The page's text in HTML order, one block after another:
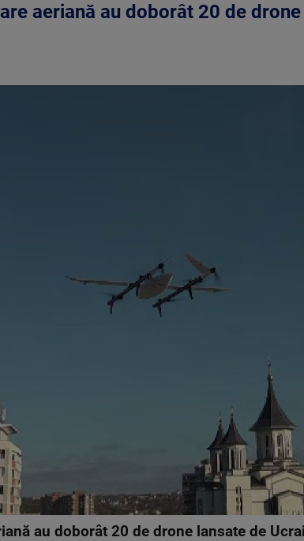
aeriană au doborât 20 de
au doborât 20 de drone lansate de